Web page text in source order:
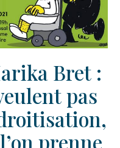
Bret :
pas
prenne